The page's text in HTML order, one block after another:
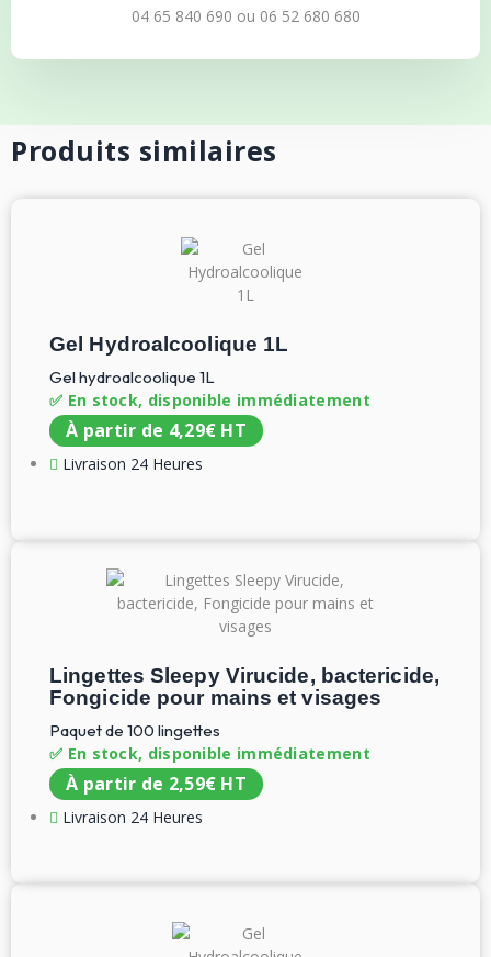
04 65 840 690 ou 06 52 680 680
Produits similaires
Gel Hydroalcoolique 1L
Gel hydroalcoolique 1L
✅ En stock, disponible immédiatement
À partir de 4,29€ HT
Livraison 24 Heures
Lingettes Sleepy Virucide, bactericide,
Fongicide pour mains et visages
Paquet de 100 lingettes
✅ En stock, disponible immédiatement
À partir de 2,59€ HT
Livraison 24 Heures